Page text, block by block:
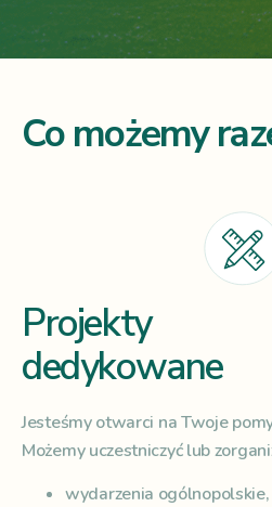
Co możemy
Projekty
dedykowane
Jesteśmy otwarci na Twoje
Możemy uczestniczyć lub
wydarzenia